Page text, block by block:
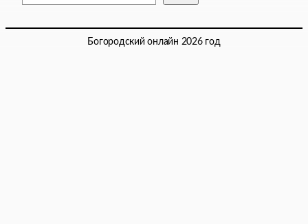
Богородский онлайн 2026 год